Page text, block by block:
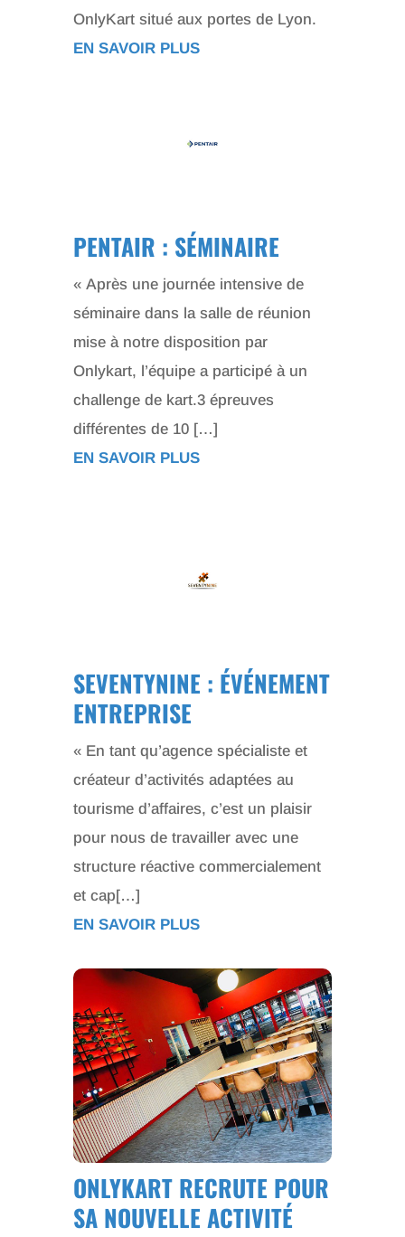
OnlyKart situé aux portes de Lyon.
EN SAVOIR PLUS
PENTAIR : SÉMINAIRE
« Après une journée intensive de
séminaire dans la salle de réunion
mise à notre disposition par
Onlykart, l’équipe a participé à un
challenge de kart.3 épreuves
différentes de 10 […]
EN SAVOIR PLUS
SEVENTYNINE : ÉVÉNEMENT
ENTREPRISE
« En tant qu’agence spécialiste et
créateur d’activités adaptées au
tourisme d’affaires, c’est un plaisir
pour nous de travailler avec une
structure réactive commercialement
et cap[…]
EN SAVOIR PLUS
ONLYKART RECRUTE POUR
SA NOUVELLE ACTIVITÉ